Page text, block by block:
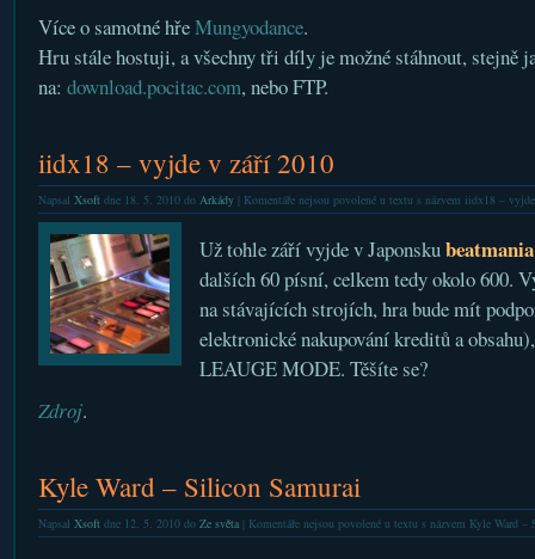
Více o samotné hřeMungyodance.
Hru stále hostuji, a všechny tři díly je možné stáhnout, stejně
na: download.pocitac.com, nebo FTP.
iidx18 – vyjde v září 2010
Napsal Xsoftdne 18. 5. 2010 do Arkády| Komentáře nejsou povolenéu textu s názvem iidx18 –
Už tohle září vyjde v Japonsku
dalších 60 písní, celkem tedy okolo 600.
na stávajících strojích, hra bude mít
elektronické nakupování kreditů a
LEAUGE MODE. Těšíte se?
Zdroj.
Kyle Ward – Silicon Samurai
Napsal Xsoftdne 12. 5. 2010 do Ze světa| Komentáře nejsou povolenéu textu s názvem Kyle Ward –